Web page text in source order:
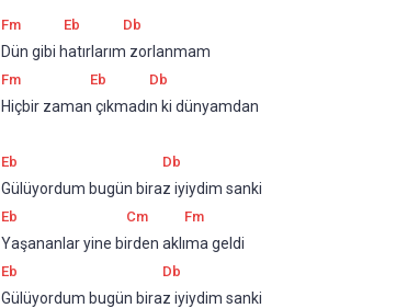
Fm Eb Db
Dün gibi hatırlarım zorlanmam
Fm Eb Db
Hiçbir zaman çıkmadın ki dünyamdan
Eb Db
Gülüyordum bugün biraz iyiydim sanki
Eb Cm Fm
Yaşananlar yine birden aklıma geldi
Eb Db
Gülüyordum bugün biraz iyiydim sanki